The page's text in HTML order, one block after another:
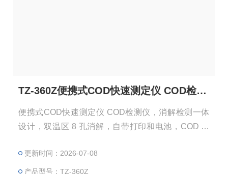
TZ-360Z便携式COD快速测定仪 COD检测仪
便携式COD快速测定仪 COD检测仪，消解检测一体
设计，双温区 8 孔消解，自带打印和电池，COD 高
D 快速检测，操作简单数据准，厂家直供。
更新时间：2026-07-08
产品型号：TZ-360Z